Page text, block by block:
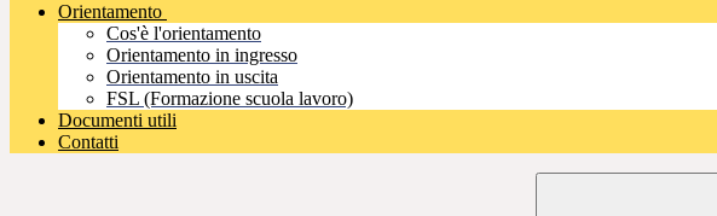
Orientamento
Cos'è l'orientamento
Orientamento in ingresso
Orientamento in uscita
FSL (Formazione scuola lavoro)
Documenti utili
Contatti